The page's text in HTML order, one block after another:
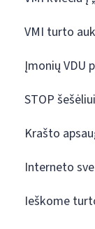
VMI turto
Įmonių VDU
STOP šešėliui
Krašto
Interneto
Ieškome